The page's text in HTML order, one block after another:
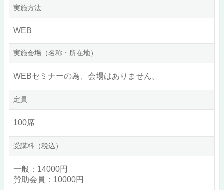
実施方法
WEB
実施会場（名称・所在地）
WEBセミナーの為、会場はありません。
定員
100席
受講料（税込）
一般：14000円
賛助会員：10000円